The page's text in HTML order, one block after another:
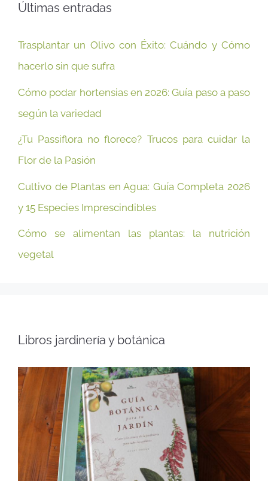
Últimas entradas
Trasplantar un Olivo con Éxito: Cuándo y Cómo
hacerlo sin que sufra
Cómo podar hortensias en 2026: Guía paso a paso
según la variedad
¿Tu Passiflora no florece? Trucos para cuidar la
Flor de la Pasión
Cultivo de Plantas en Agua: Guía Completa 2026
y 15 Especies Imprescindibles
Cómo se alimentan las plantas: la nutrición
vegetal
Libros jardinería y botánica